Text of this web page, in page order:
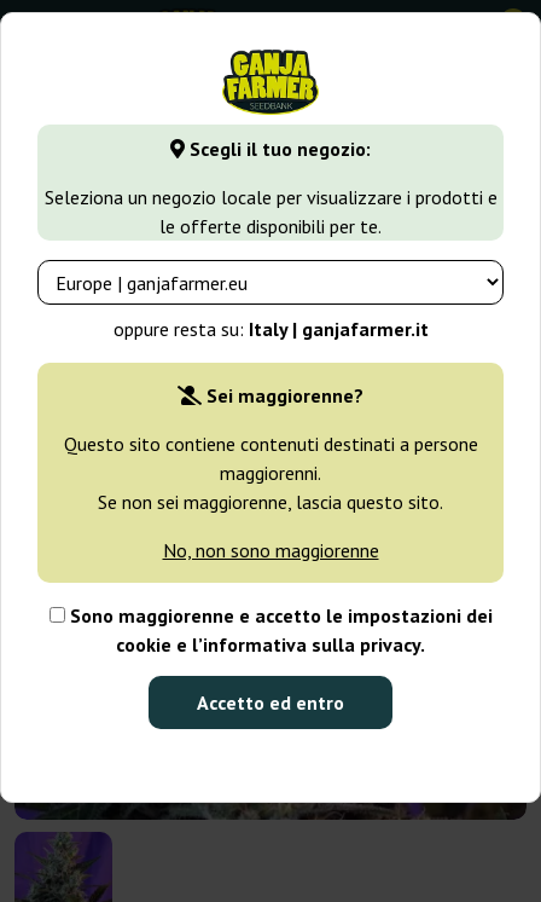
Scegli il tuo negozio:
Seleziona un negozio locale per visualizzare i prodotti e
le offerte disponibili per te.
oppure resta su: Italy | ganjafarmer.it
Sei maggiorenne?
Questo sito contiene contenuti destinati a persone
maggiorenni.
Se non sei maggiorenne, lascia questo sito.
No, non sono maggiorenne
Sono maggiorenne e accetto le impostazioni dei
cookie e l’informativa sulla privacy.
Accetto ed entro
0
GanjaFarmer.it Varietà di Cannabis Skunk Sweet Skunk
Seeds
-25%